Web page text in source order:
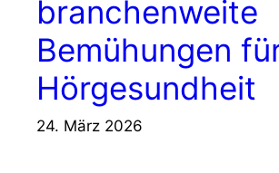
branchenweite
Bemühungen
Hörgesundheit
24. März 2026